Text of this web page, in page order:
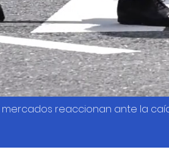
mercados reaccionan ante la